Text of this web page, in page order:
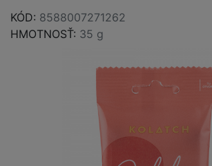
KÓD: 8588007271262
HMOTNOSŤ: 35 g